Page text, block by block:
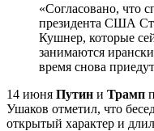
«Согласовано, что
президента США
Кушнер, которые
занимаются
время снова
14 июня Путин и Трамп
Ушаков отметил, что
открытый характер и